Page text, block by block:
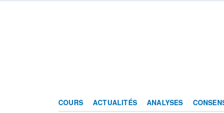
COURS ACTUALITÉS ANALYSES